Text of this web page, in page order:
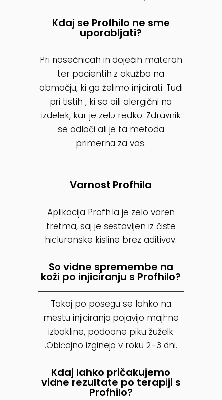
Kdaj se Profhilo ne sme
uporabljati?
Pri nosečnicah in doječih materah
ter pacientih z okužbo na
območju, ki ga želimo injicirati. Tudi
pri tistih , ki so bili alergični na
izdelek, kar je zelo redko. Zdravnik
se odloči ali je ta metoda
primerna za vas.
Varnost Profhila
Aplikacija Profhila je zelo varen
tretma, saj je sestavljen iz čiste
hialuronske kisline brez aditivov.
So vidne spremembe na
koži po injiciranju s Profhilo?
Takoj po posegu se lahko na
mestu injiciranja pojavijo majhne
izbokline, podobne piku žuželk
.Običajno izginejo v roku 2-3 dni.
Kdaj lahko pričakujemo
vidne rezultate po terapiji s
Profhilo?